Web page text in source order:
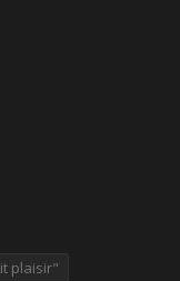
plaisir"